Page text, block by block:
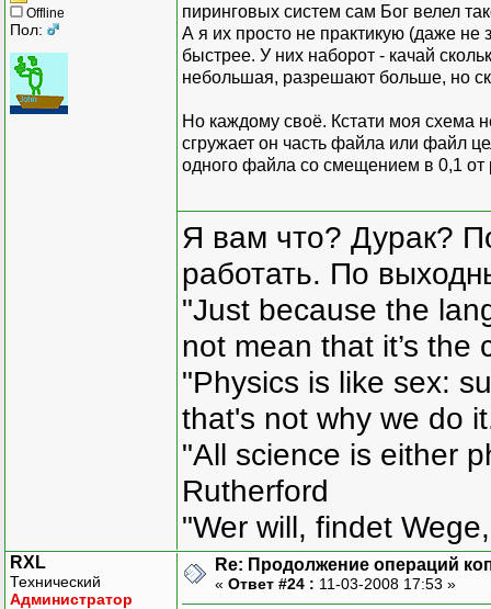
Offline
Пол:
пиринговых систем сам Бог велел
А я их просто не практикую (даже не
быстрее. У них наборот - качай
небольшая, разрешают больше, но
Но каждому своё. Кстати моя схема
сгружает он часть файла или файл
одного файла со смещением в 0,1
Я вам что? Дурак?
работать. По
"Just because the
not mean that it’s the
"Physics is like sex:
that's not why we do
"All science is either
Rutherford
"Wer will, findet
RXL
Технический
Администратор
Re: Продолжение операций
« Ответ #24 : 11-03-2008 17:53 »